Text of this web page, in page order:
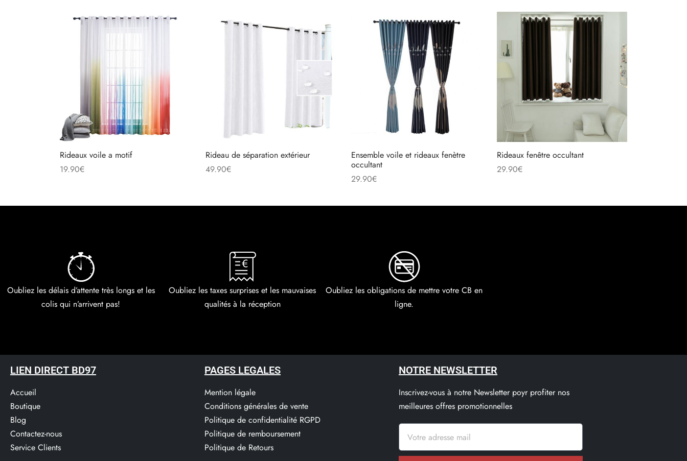
Rideaux voile a motif
19.90€
Rideau de séparation extérieur
49.90€
Ensemble voile et rideaux fenètre
occultant
29.90€
Rideaux fenêtre occultant
29.90€
Oubliez les délais d’attente très longs et les
colis qui n’arrivent pas!
Oubliez les taxes surprises et les mauvaises
qualités à la réception
Oubliez les obligations de mettre votre CB en
ligne.
LIEN DIRECT BD97
Accueil
Boutique
Blog
Contactez-nous
Service Clients​
PAGES LEGALES
Mention légale
Conditions générales de vente
Politique de confidentialité RGPD
Politique de remboursement
Politique de Retours
NOTRE NEWSLETTER
Inscrivez-vous à notre Newsletter poyr profiter nos
meilleures offres promotionnelles